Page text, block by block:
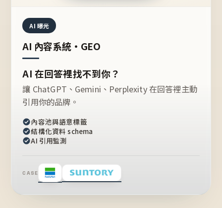
AI 曝光
AI 內容系統・GEO
AI 在回答裡找不到你？
讓 ChatGPT、Gemini、Perplexity 在回答裡主動
引用你的品牌。
內容池與語意標籤
結構化資料 schema
AI 引用監測
CASE